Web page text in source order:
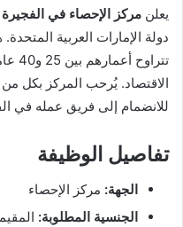
يعلن مركز الإحصاء في الفجيرة
دولة الإمارات العربية
الاقتصاد. يُرحب المركز بكل
للانضمام إلى فريق عمله في
تفاصيل الوظيفة
الجهة: مركز الإحصاء
الجنسية المطلوبة: